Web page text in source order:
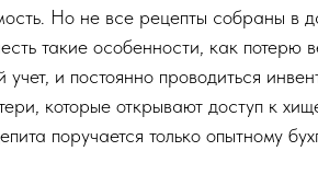
Но не все рецепты собраны в
такие особенности, как потерю
и постоянно проводиться
которые открывают доступ к
поручается только опытному